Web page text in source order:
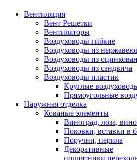
Вентиляция
Вент Решетки
Вентиляторы
Воздуховоды гибкие
Воздуховоды из
Воздуховоды из
Воздуховоды из сэндвича
Воздуховоды пластик
Круглые
Прямоугольные
Наружная отделка
Кованые элементы
Виноград, лоза,
Поковки, вставки в
Поручни, перила
Декоративные